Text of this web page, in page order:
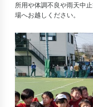
所用や体調不良や雨天中
場へお越しください。